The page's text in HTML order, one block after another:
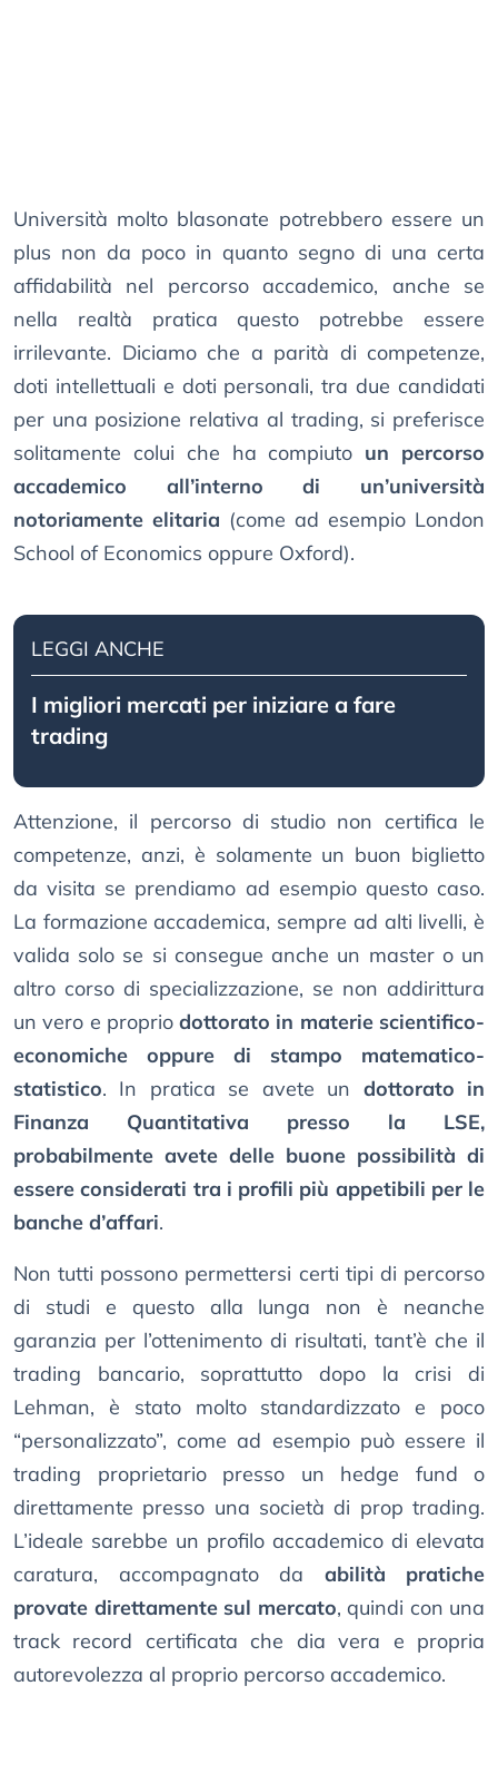
Università molto blasonate potrebbero essere un
plus non da poco in quanto segno di una certa
affidabilità nel percorso accademico, anche se
nella realtà pratica questo potrebbe essere
irrilevante. Diciamo che a parità di competenze,
doti intellettuali e doti personali, tra due candidati
per una posizione relativa al trading, si preferisce
solitamente colui che ha compiuto un percorso
accademico all’interno di un’università
notoriamente elitaria (come ad esempio London
School of Economics oppure Oxford).
LEGGI ANCHE
I migliori mercati per iniziare a fare
trading
Attenzione, il percorso di studio non certifica le
competenze, anzi, è solamente un buon biglietto
da visita se prendiamo ad esempio questo caso.
La formazione accademica, sempre ad alti livelli, è
valida solo se si consegue anche un master o un
altro corso di specializzazione, se non addirittura
un vero e propriodottorato in materie scientifico-
economiche oppure di stampo matematico-
statistico. In pratica se avete un dottorato in
Finanza Quantitativa presso la LSE,
probabilmente avete delle buone possibilità di
essere considerati tra i profili più appetibili per le
banche d’affari.
Non tutti possono permettersi certi tipi di percorso
di studi e questo alla lunga non è neanche
garanzia per l’ottenimento di risultati, tant’è che il
trading bancario, soprattutto dopo la crisi di
Lehman, è stato molto standardizzato e poco
“personalizzato”, come ad esempio può essere il
trading proprietario presso un hedge fund o
direttamente presso una società di prop trading.
L’ideale sarebbe un profilo accademico di elevata
caratura, accompagnato da abilità pratiche
provate direttamente sul mercato, quindi con una
track record certificata che dia vera e propria
autorevolezza al proprio percorso accademico.